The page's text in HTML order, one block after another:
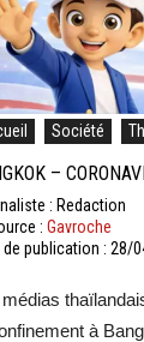
Société
–
: Redaction
: Gavroche
de publication : 28/
à